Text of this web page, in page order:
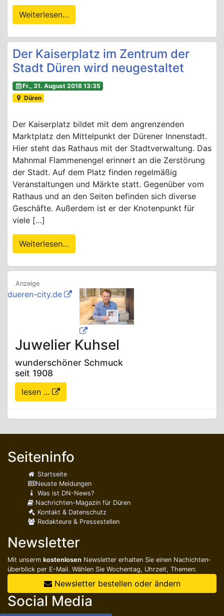
Weiterlesen…
Der Kaiserplatz im Zentrum der
Stadt Düren wird neugestaltet
Fr., 31. August 2018 13:35
Düren
Der Kaiserplatz bildet mit dem angrenzenden
Marktplatz den Mittelpunkt der Dürener Innenstadt.
Hier steht das Rathaus mit der Stadtverwaltung. Das
Mahnmal Flammenengel erinnert an die Zerstörung
der Stadt. Auf dem Platz finden regelmäßig
Veranstaltungen und Märkte statt. Gegenüber vom
Rathaus und an den Seiten befinden sich diverse
Geschäfte. Außerdem ist er der Knotenpunkt für
viele […]
Weiterlesen…
dueren-city.de
Juwelier Kuhsel
wunderschöner Schmuck
seit 1908
lesen ...
Seiteninfo
Startseite
Neuste Meldungen
Was ist DN-News?
Nachrichten-Magazin für Düren
Kontakt & Datenschutz
Redakteure & Pressestellen
Newsletter
Mit unserm kostenlosen Newsletter erhalten Sie einen Nachichten­
überblick per E-Mail. Wählen Sie Wochentag, Uhrzeit, Themen:
Newsletter bestellen oder ändern
Social Media